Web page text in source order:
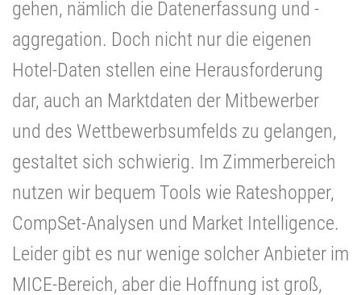
gehen, nämlich die Datenerfassung und -
aggregation. Doch nicht nur die eigenen
Hotel-Daten stellen eine Herausforderung
dar, auch an Marktdaten der Mitbewerber
und des Wettbewerbsumfelds zu gelangen,
gestaltet sich schwierig. Im Zimmerbereich
nutzen wir bequem Tools wie Rateshopper,
CompSet-Analysen und Market Intelligence.
Leider gibt es nur wenige solcher Anbieter im
MICE-Bereich, aber die Hoffnung ist groß,